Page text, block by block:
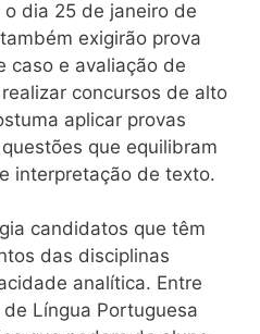
dia 25 de janeiro de
exigirão prova
caso e avaliação de
concursos de alto
aplicar provas
que equilibram
interpretação de texto.
candidatos que têm
das disciplinas
analítica. Entre
Língua Portuguesa